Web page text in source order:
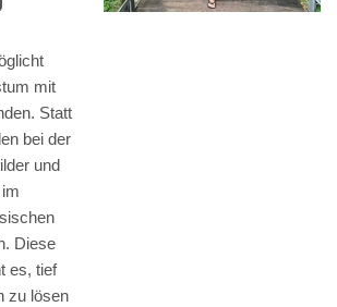
mit
Statt
bei der
und
Diese
es, tief
zu lösen